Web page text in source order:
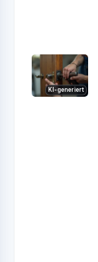
KI-generiert